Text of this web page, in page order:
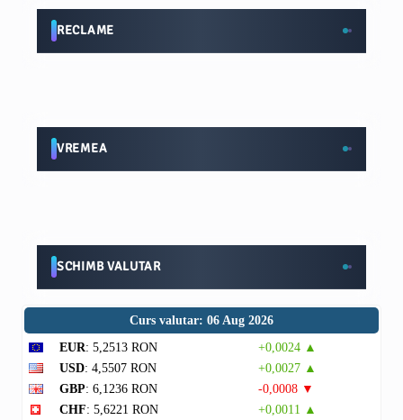
RECLAME
VREMEA
SCHIMB VALUTAR
Curs valutar: 06 Aug 2026
EUR: 5,2513 RON
+0,0024 ▲
USD: 4,5507 RON
+0,0027 ▲
GBP: 6,1236 RON
-0,0008 ▼
CHF: 5,6221 RON +0,0011 ▲